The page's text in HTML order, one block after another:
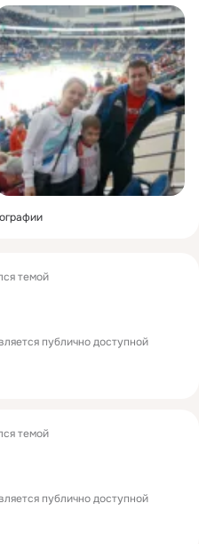
темой
публично доступной
темой
публично доступной